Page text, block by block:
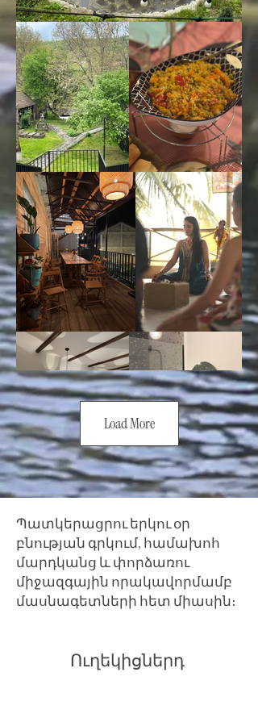
Load More
Պատկերացրու երկու օր
բնության գրկում, համախոհ
մարդկանց և փորձառու
միջազգային որակավորմամբ
մասնագետների հետ միասին։
Ուղեկիցներդ